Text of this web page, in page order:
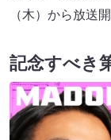
（木）から放送
記念すべき